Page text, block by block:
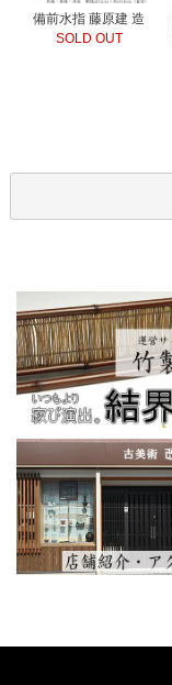
備前水指 藤原建 造
SOLD OUT